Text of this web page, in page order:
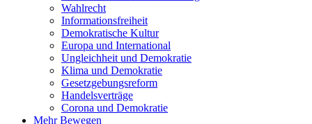
Wahlrecht
Informationsfreiheit
Demokratische Kultur
Europa und International
Ungleichheit und Demokratie
Klima und Demokratie
Gesetzgebungsreform
Handelsverträge
Corona und Demokratie
Mehr Bewegen